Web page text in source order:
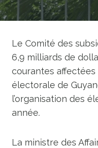
Le Comité des
6,9 ​​milliards de
courantes affectées
électorale de
l’organisation des
année.
La ministre des